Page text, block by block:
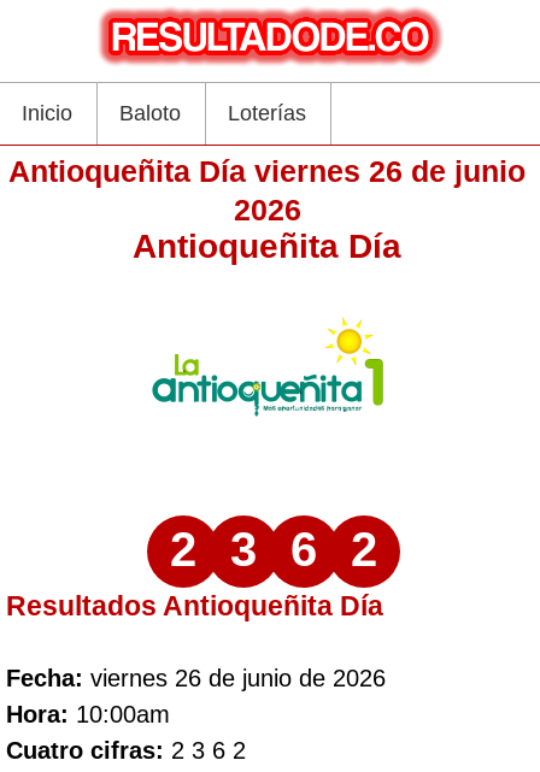
Inicio Baloto Loterías
Antioqueñita Día viernes 26 de junio
2026
Antioqueñita Día
2 3 6 2
Resultados Antioqueñita Día
Fecha: viernes 26 de junio de 2026
Hora: 10:00am
Cuatro cifras: 2 3 6 2